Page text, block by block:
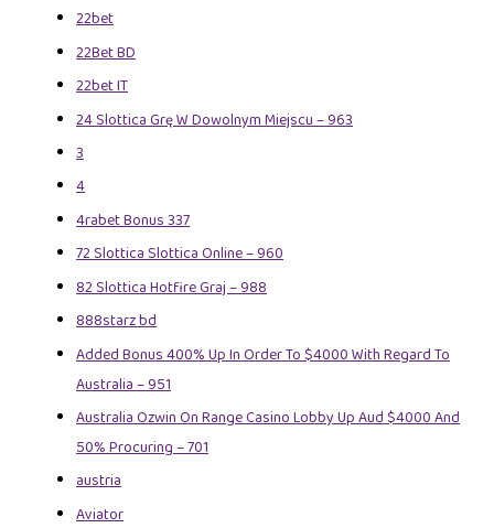
22bet
22Bet BD
22bet IT
24 Slottica Grę W Dowolnym Miejscu – 963
3
4
4rabet Bonus 337
72 Slottica Slottica Online – 960
82 Slottica Hotfire Graj – 988
888starz bd
Added Bonus 400% Up In Order To $4000 With Regard To
Australia – 951
Australia Ozwin On Range Casino Lobby Up Aud $4000 And
50% Procuring – 701
austria
Aviator